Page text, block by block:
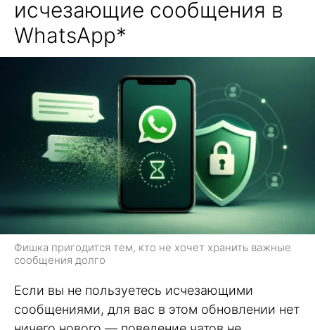
исчезающие сообщения в
WhatsApp*
Фишка пригодится тем, кто не хочет хранить важные
сообщения долго
Если вы не пользуетесь исчезающими
сообщениями, для вас в этом обновлении нет